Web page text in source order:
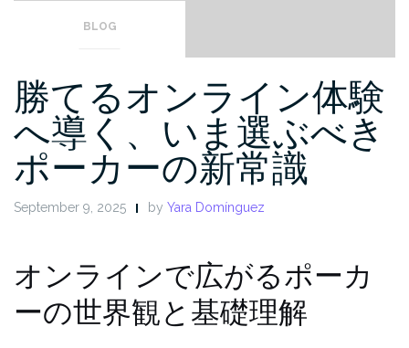
BLOG
勝てるオンライン体験
へ導く、いま選ぶべき
ポーカーの新常識
September 9, 2025 by Yara Domínguez
オンラインで広がるポーカ
ーの世界観と基礎理解